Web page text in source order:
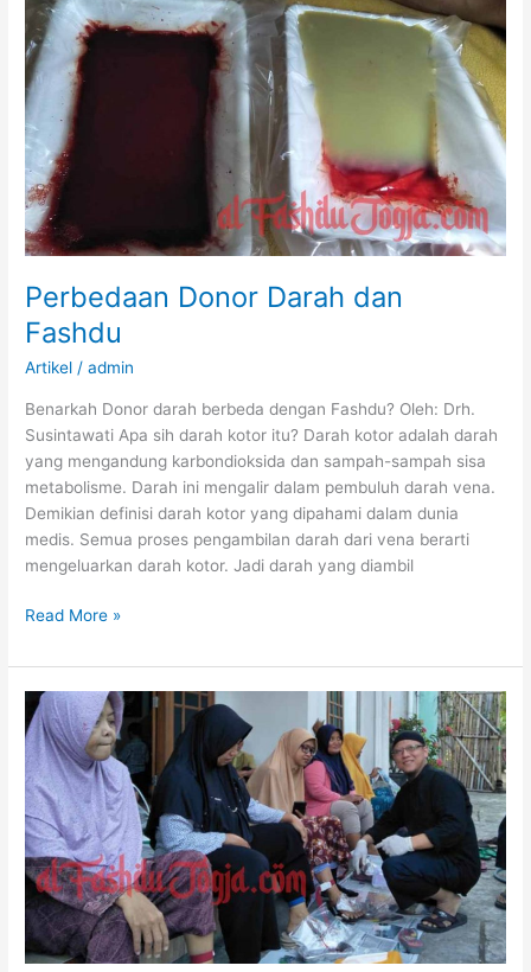
Bekam
dan
Fashdu?
Perbedaan Donor Darah dan
Fashdu
Artikel /admin
Benarkah Donor darah berbeda dengan Fashdu? Oleh: Drh.
Susintawati Apa sih darah kotor itu? Darah kotor adalah darah
yang mengandung karbondioksida dan sampah-sampah sisa
metabolisme. Darah ini mengalir dalam pembuluh darah vena.
Demikian definisi darah kotor yang dipahami dalam dunia
medis. Semua proses pengambilan darah dari vena berarti
mengeluarkan darah kotor. Jadi darah yang diambil
Perbedaan
Darah
dan
Fashdu
Read More »